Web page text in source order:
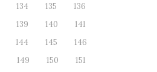
134 135
136
139 140
141
144 145
146
149 150
151